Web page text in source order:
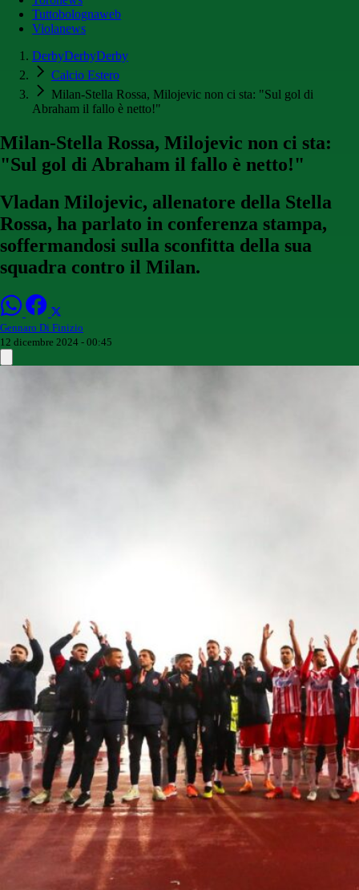
Tuttobolognaweb
Violanews
DerbyDerbyDerby
Calcio Estero
Milan-Stella Rossa, Milojevic non ci sta: "Sul gol di
Abraham il fallo è netto!"
Milan-Stella Rossa, Milojevic non ci sta:
"Sul gol di Abraham il fallo è netto!"
Vladan Milojevic, allenatore della Stella
Rossa, ha parlato in conferenza stampa,
soffermandosi sulla sconfitta della sua
squadra contro il Milan.
Gennaro Di Finizio
12 dicembre 2024 - 00:45